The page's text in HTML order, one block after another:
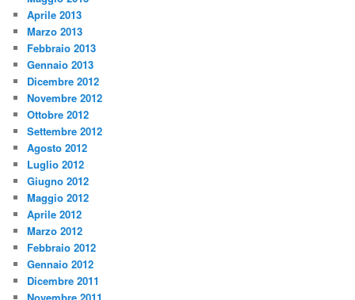
Aprile 2013
Marzo 2013
Febbraio 2013
Gennaio 2013
Dicembre 2012
Novembre 2012
Ottobre 2012
Settembre 2012
Agosto 2012
Luglio 2012
Giugno 2012
Maggio 2012
Aprile 2012
Marzo 2012
Febbraio 2012
Gennaio 2012
Dicembre 2011